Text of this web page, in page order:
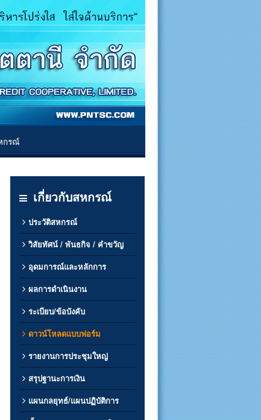
กรณ์
เกี่ยวกับสหกรณ์
ประวัติสหกรณ์
วิสัยทัศน์ / พันธกิจ / คำขวัญ
อุดมการณ์และหลักการ
ผลการดำเนินงาน
ระเบียบ/ข้อบังคับ
ดาวน์โหลดแบบฟอร์ม
รายงานการประชุมใหญ่
สรุปฐานะการเงิน
แผนกลยุทธ์/แผนปฏิบัติการ